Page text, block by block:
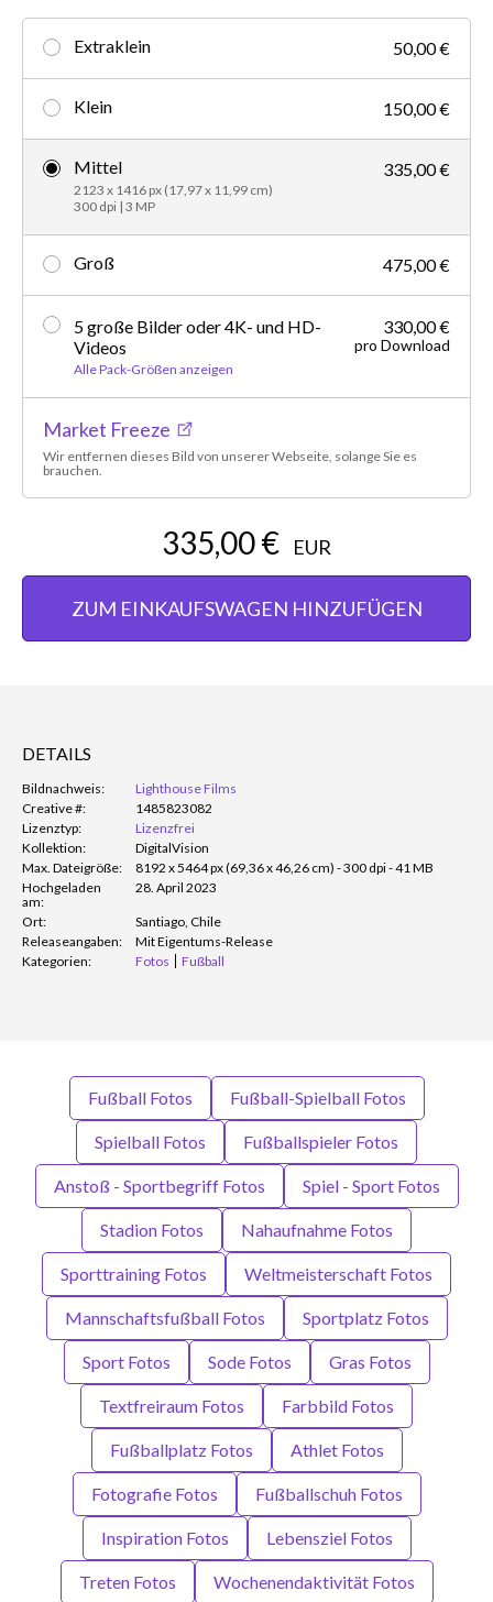
Extraklein 50,00 €
Klein 150,00 €
Mittel
2123 x 1416 px (17,97 x 11,99 cm)
300 dpi | 3 MP
335,00 €
Groß 475,00 €
5 große Bilder oder 4K- und HD-
Videos
Alle Pack-Größen anzeigen
330,00 €
pro Download
Market Freeze
Wir entfernen dieses Bild von unserer Webseite, solange Sie es
brauchen.
335,00 € EUR
ZUM EINKAUFSWAGEN HINZUFÜGEN
DETAILS
Bildnachweis:
Lighthouse Films
Creative #:
1485823082
Lizenztyp:
Lizenzfrei
Kollektion:
DigitalVision
Max. Dateigröße:
8192 x 5464 px (69,36 x 46,26 cm) - 300 dpi - 41 MB
Hochgeladen
am:
28. April 2023
Ort:
Santiago, Chile
Releaseangaben:
Mit Eigentums-Release
Kategorien:
Fotos Fußball
Fußball Fotos Fußball-Spielball Fotos
Spielball Fotos Fußballspieler Fotos
Anstoß - Sportbegriff Fotos Spiel - Sport Fotos
Stadion Fotos Nahaufnahme Fotos
Sporttraining Fotos Weltmeisterschaft Fotos
Mannschaftsfußball Fotos Sportplatz Fotos
Sport Fotos Sode Fotos Gras Fotos
Textfreiraum Fotos Farbbild Fotos
Fußballplatz Fotos Athlet Fotos
Fotografie Fotos Fußballschuh Fotos
Inspiration Fotos Lebensziel Fotos
Treten Fotos Wochenendaktivität Fotos